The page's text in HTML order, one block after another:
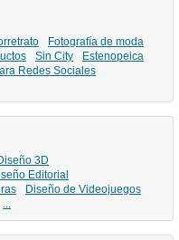
Fotografía de moda
Sin City
Estenopeica
Redes Sociales
3D
Editorial
Diseño de Videojuegos
...